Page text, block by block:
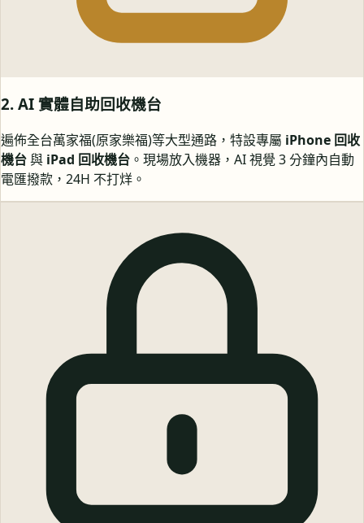
2. AI 實體自助回收機台
遍佈全台萬家福(原家樂福)等大型通路，特設專屬 iPhone 回收
機台與 iPad 回收機台 。現場放入機器，AI 視覺 3 分鐘內自動
電匯撥款，24H 不打烊。